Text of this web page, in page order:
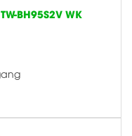
BH95S2V WK